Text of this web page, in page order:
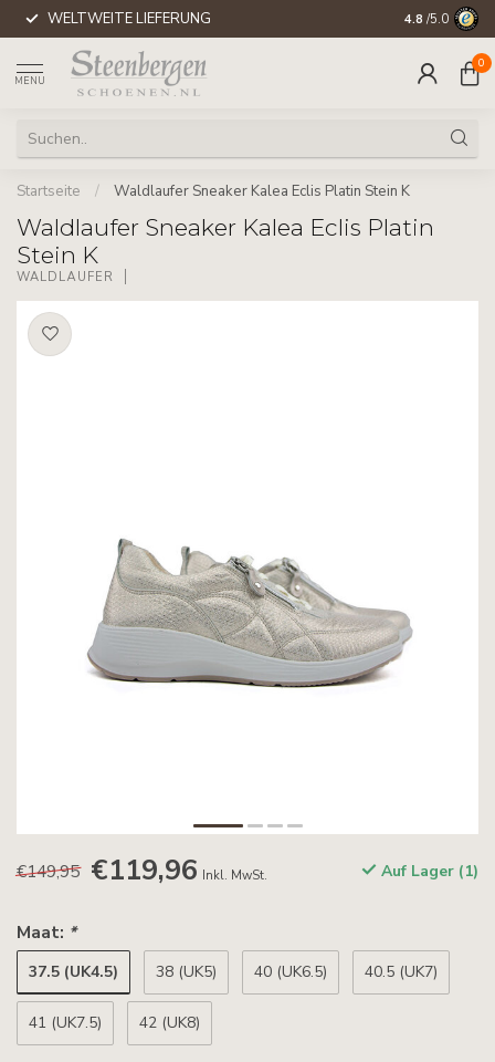
WELTWEITE LIEFERUNG 4.8 /5.0
MENU
0
Startseite / Waldlaufer Sneaker Kalea Eclis Platin Stein K
Waldlaufer Sneaker Kalea Eclis Platin
Stein K
WALDLÄUFER
€149,95 €119,96 Inkl. MwSt. Auf Lager (1)
Maat: *
37.5 (UK4.5) 38 (UK5) 40 (UK6.5) 40.5 (UK7)
41 (UK7.5) 42 (UK8)